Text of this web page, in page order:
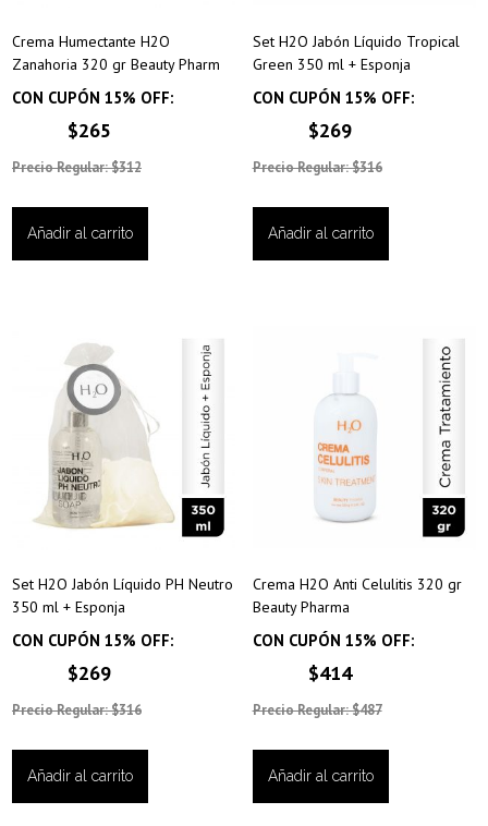
Crema Humectante H2O
Zanahoria 320 gr Beauty Pharm
CON CUPÓN 15% OFF:
$265
Precio Regular: $312
Añadir al carrito
Set H2O Jabón Líquido Tropical
Green 350 ml + Esponja
CON CUPÓN 15% OFF:
$269
Precio Regular: $316
Añadir al carrito
Set H2O Jabón Líquido PH Neutro
350 ml + Esponja
CON CUPÓN 15% OFF:
$269
Precio Regular: $316
Añadir al carrito
Crema H2O Anti Celulitis 320 gr
Beauty Pharma
CON CUPÓN 15% OFF:
$414
Precio Regular: $487
Añadir al carrito